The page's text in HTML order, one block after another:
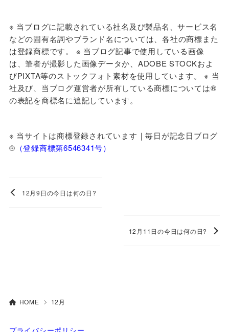
※ 当ブログに記載されている社名及び製品名、サービス名
などの固有名詞やブランド名については、各社の商標また
は登録商標です。 ※ 当ブログ記事で使用している画像
は、筆者が撮影した画像データか、ADOBE STOCKおよ
びPIXTA等のストックフォト素材を使用しています。 ※ 当
社及び、当ブログ運営者が所有している商標については®
の表記を商標名に追記しています。
※ 当サイトは商標登録されています｜毎日が記念日ブログ
®️ （登録商標第6546341号）
12月9日の今日は何の日?
12月11日の今日は何の日?
HOME 12月
プライバシーポリシー